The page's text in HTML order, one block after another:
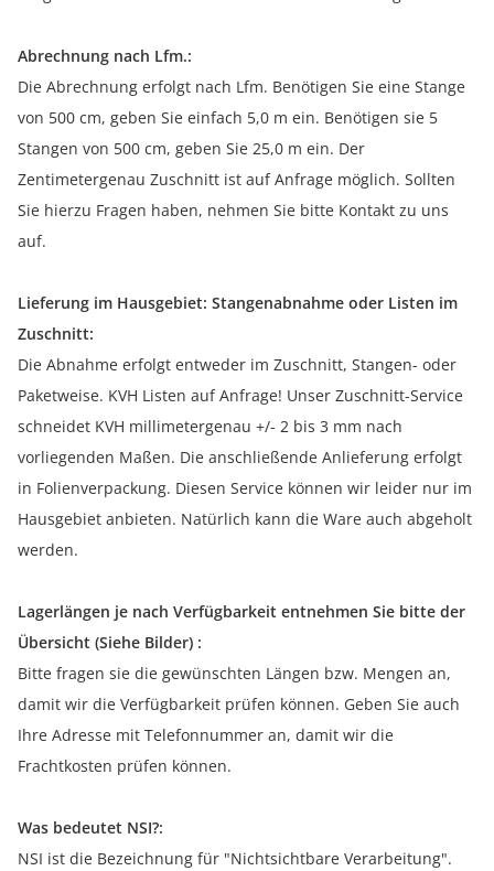
Abrechnung nach Lfm.:
Die Abrechnung erfolgt nach Lfm. Benötigen Sie eine Stange
von 500 cm, geben Sie einfach 5,0 m ein. Benötigen sie 5
Stangen von 500 cm, geben Sie 25,0 m ein. Der
Zentimetergenau Zuschnitt ist auf Anfrage möglich. Sollten
Sie hierzu Fragen haben, nehmen Sie bitte Kontakt zu uns
auf.
Lieferung im Hausgebiet: Stangenabnahme oder Listen im
Zuschnitt:
Die Abnahme erfolgt entweder im Zuschnitt, Stangen- oder
Paketweise. KVH Listen auf Anfrage! Unser Zuschnitt-Service
schneidet KVH millimetergenau +/- 2 bis 3 mm nach
vorliegenden Maßen. Die anschließende Anlieferung erfolgt
in Folienverpackung. Diesen Service können wir leider nur im
Hausgebiet anbieten. Natürlich kann die Ware auch abgeholt
werden.
Lagerlängen je nach Verfügbarkeit entnehmen Sie bitte der
Übersicht (Siehe Bilder) :
Bitte fragen sie die gewünschten Längen bzw. Mengen an,
damit wir die Verfügbarkeit prüfen können. Geben Sie auch
Ihre Adresse mit Telefonnummer an, damit wir die
Frachtkosten prüfen können.
Was bedeutet NSI?:
NSI ist die Bezeichnung für "Nichtsichtbare Verarbeitung".